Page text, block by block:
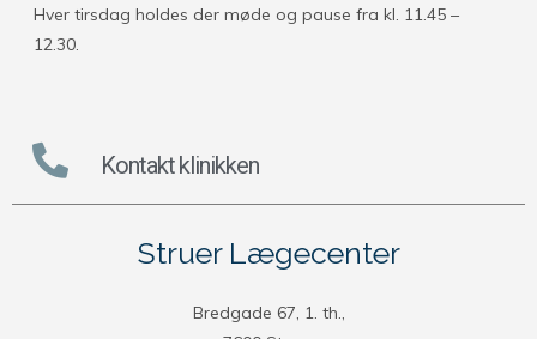
Hver tirsdag holdes der møde og pause fra kl. 11.45 –
12.30.
Kontakt klinikken
Struer Lægecenter
Bredgade 67, 1. th.,